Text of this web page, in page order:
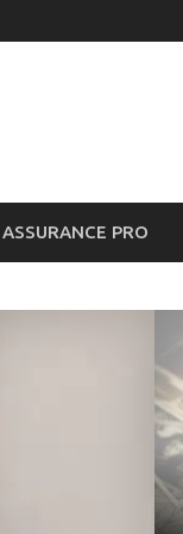
ASSURANCE PRO